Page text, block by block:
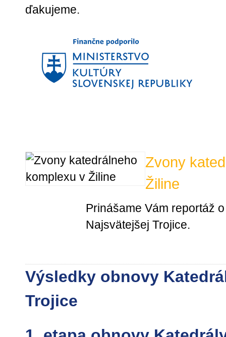
ďakujeme.
Zvony
Žiline
Prinášame Vám reportáž
Najsvätejšej Trojice.
Výsledky obnovy
Trojice